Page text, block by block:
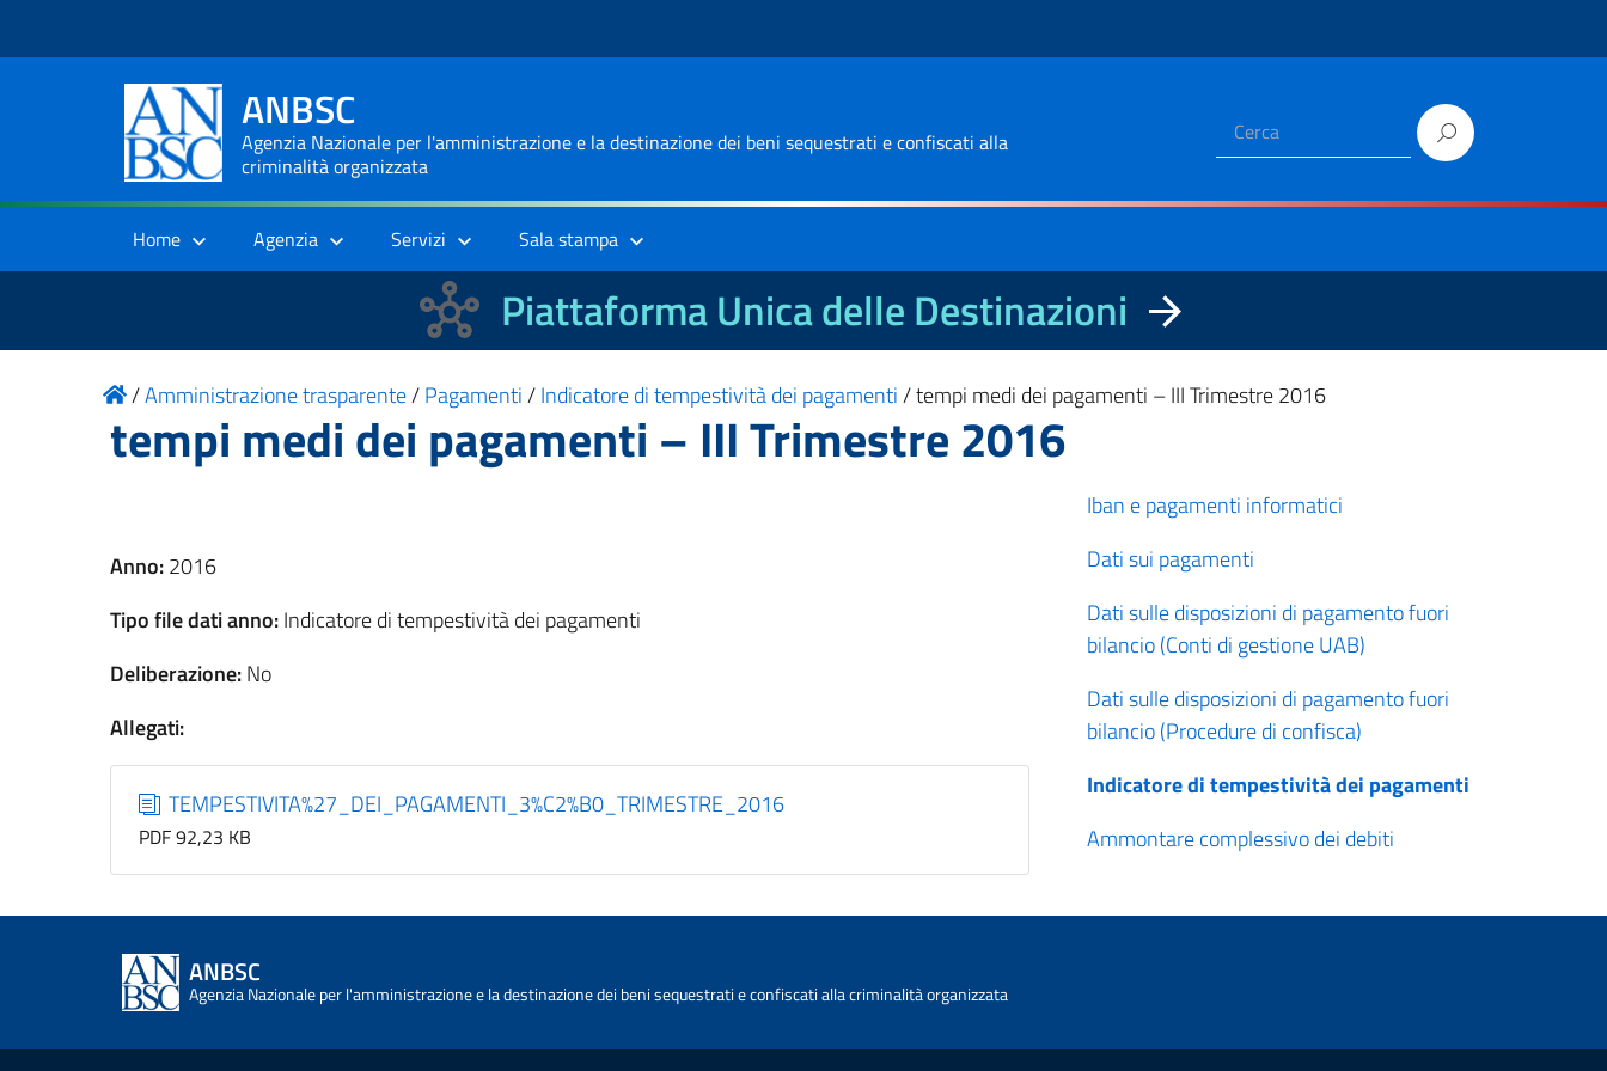
ANBSC
Agenzia Nazionale per l'amministrazione e la destinazione dei beni sequestrati e confiscati alla
criminalità organizzata
Home Agenzia Servizi Sala stampa
Piattaforma Unica delle Destinazioni
/Amministrazione trasparente/Pagamenti/Indicatore di tempestività dei pagamenti/tempi medi dei pagamenti – III Trimestre 2016
tempi medi dei pagamenti – III Trimestre 2016
Anno:2016
Tipo file dati anno:Indicatore di tempestività dei pagamenti
Deliberazione:No
Allegati:
TEMPESTIVITA%27_DEI_PAGAMENTI_3%C2%B0_TRIMESTRE_2016
PDF 92,23 KB
Iban e pagamenti informatici
Dati sui pagamenti
Dati sulle disposizioni di pagamento fuori
bilancio (Conti di gestione UAB)
Dati sulle disposizioni di pagamento fuori
bilancio (Procedure di confisca)
Indicatore di tempestività dei pagamenti
Ammontare complessivo dei debiti
ANBSC
Agenzia Nazionale per l'amministrazione e la destinazione dei beni sequestrati e confiscati alla criminalità organizzata